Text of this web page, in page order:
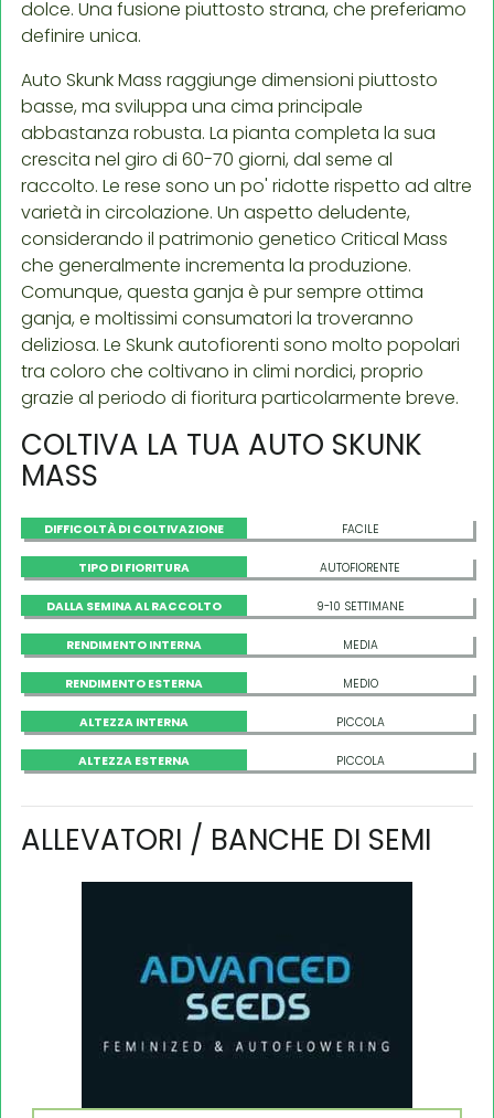
dolce. Una fusione piuttosto strana, che preferiamo
definire unica.
Auto Skunk Mass raggiunge dimensioni piuttosto
basse, ma sviluppa una cima principale
abbastanza robusta. La pianta completa la sua
crescita nel giro di 60-70 giorni, dal seme al
raccolto. Le rese sono un po' ridotte rispetto ad altre
varietà in circolazione. Un aspetto deludente,
considerando il patrimonio genetico Critical Mass
che generalmente incrementa la produzione.
Comunque, questa ganja è pur sempre ottima
ganja, e moltissimi consumatori la troveranno
deliziosa. Le Skunk autofiorenti sono molto popolari
tra coloro che coltivano in climi nordici, proprio
grazie al periodo di fioritura particolarmente breve.
COLTIVA LA TUA AUTO SKUNK
MASS
DIFFICOLTÀ DI COLTIVAZIONE FACILE
TIPO DI FIORITURA AUTOFIORENTE
DALLA SEMINA AL RACCOLTO 9-10 SETTIMANE
RENDIMENTO INTERNA MEDIA
RENDIMENTO ESTERNA MEDIO
ALTEZZA INTERNA PICCOLA
ALTEZZA ESTERNA PICCOLA
ALLEVATORI / BANCHE DI SEMI